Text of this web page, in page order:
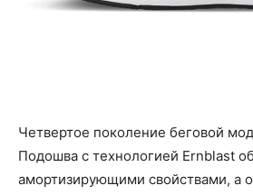
Четвертое поколение беговой
Подошва с технологией Ernblast
амортизирующими свойствами, а